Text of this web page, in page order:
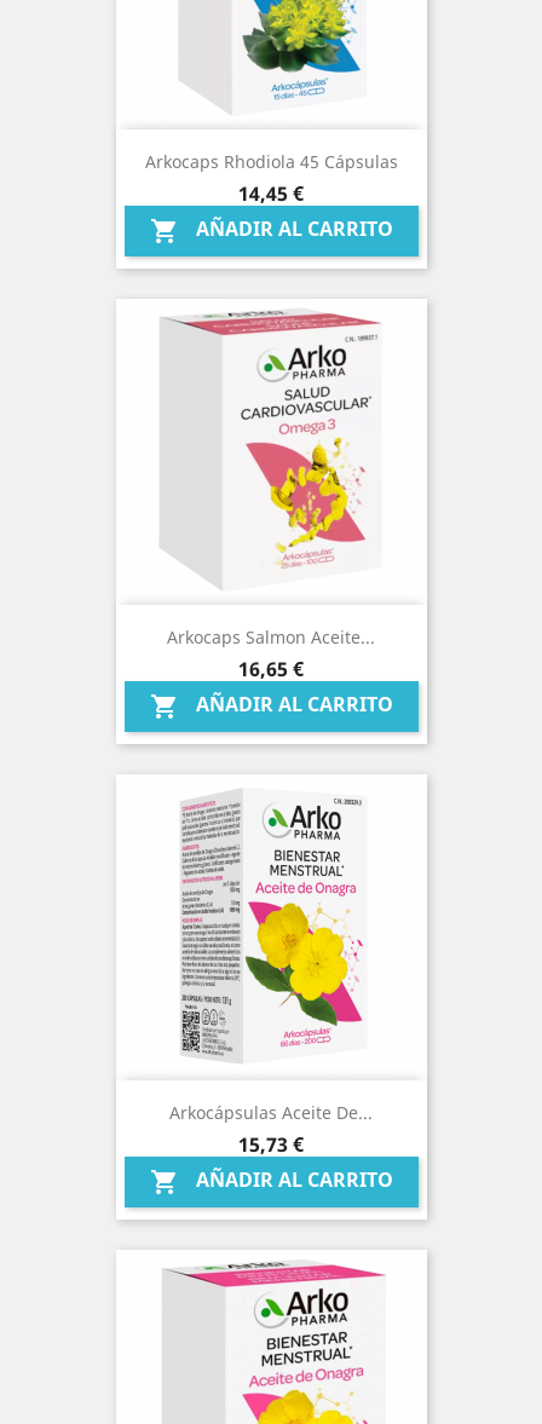
Arkocaps Rhodiola 45 Cápsulas
Precio
14,45 €
 AÑADIR AL CARRITO
Arkocaps Salmon Aceite...
Precio
16,65 €
 AÑADIR AL CARRITO
Arkocápsulas Aceite De...
Precio
15,73 €
 AÑADIR AL CARRITO